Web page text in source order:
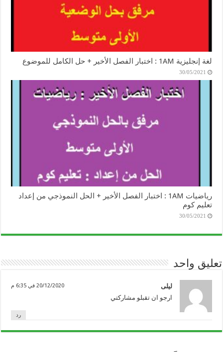
لغة إنجليزية 1AM : اختبار الفصل الأخير + حل الكامل للموضوع
30/05/2021
رياضيات 1AM : اختبار الفصل الأخير + الحل النموذجي من إعداد
تعليم كوم
30/05/2021
تعليق واحد
ليلى 20/12/2020 في 6:35 م
ارجو ان تقبلو مشاركتي
رد